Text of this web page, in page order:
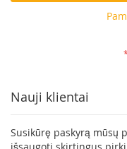
Nauji klientai
Susikūrę paskyrą mūsų
išsaugoti skirtingus